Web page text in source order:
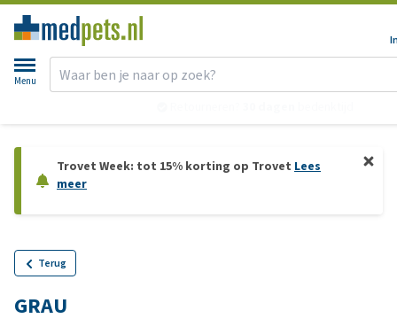
Menu
Trovet Week: tot 15% korting op Trovet Lees
meer
Terug
GRAU